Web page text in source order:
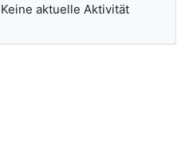
Keine aktuelle Aktivität